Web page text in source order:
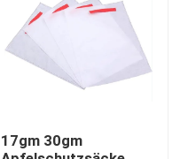
17gm 30gm